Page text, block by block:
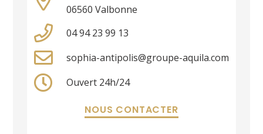
06560 Valbonne
04 94 23 99 13
sophia-antipolis@groupe-aquila.com
Ouvert 24h/24
NOUS CONTACTER